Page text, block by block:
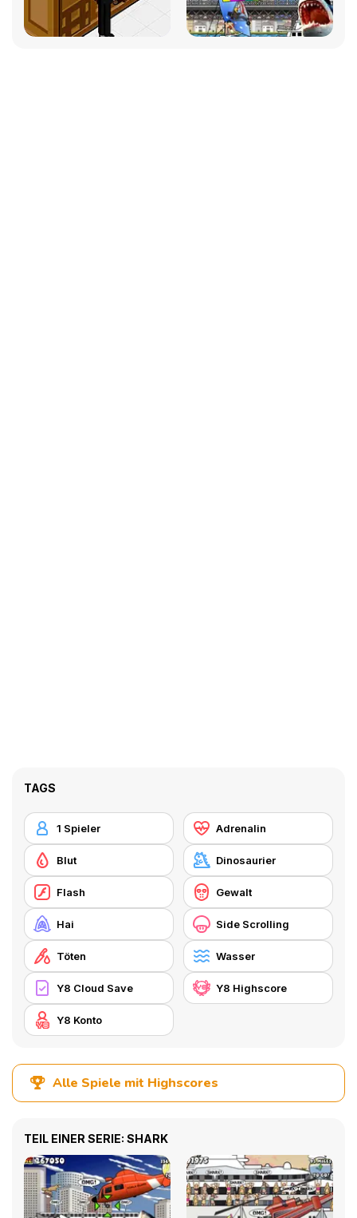
TAGS
1 Spieler Adrenalin
Blut Dinosaurier
Flash Gewalt
Hai Side Scrolling
Töten Wasser
Y8 Cloud Save Y8 Highscore
Y8 Konto
Alle Spiele mit Highscores
TEIL EINER SERIE: SHARK